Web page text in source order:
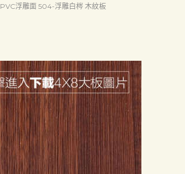
PVC浮雕面 504-浮雕白梣 木紋板